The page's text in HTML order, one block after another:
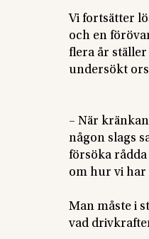
Vi fortsätter
och en
flera år
undersökt
– När
någon slags
försöka
om hur vi har
Man måste i
vad